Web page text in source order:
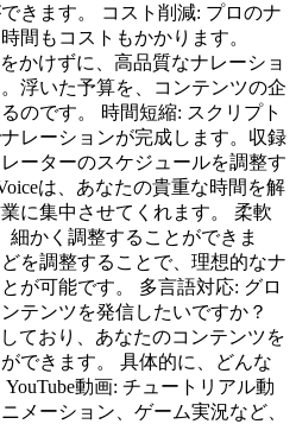
きます。 コスト削減: プロのナ
間もコストもかかります。
かけずに、高品質なナレーショ
浮いた予算を、コンテンツの企
のです。 時間短縮: スクリプト
レーションが完成します。収録
ーターのスケジュールを調整す
は、あなたの貴重な時間を解
に集中させてくれます。 柔軟
細かく調整することができま
を調整することで、理想的なナ
が可能です。 多言語対応: グロ
テンツを発信したいですか？
ており、あなたのコンテンツを
できます。 具体的に、どんな
動画: チュートリアル動
メーション、ゲーム実況など、